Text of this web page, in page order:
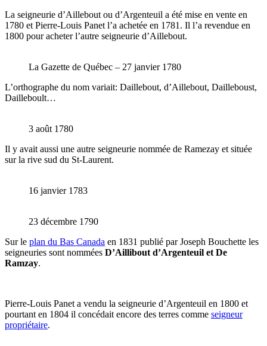
La seigneurie d’Aillebout ou d’Argenteuil a été mise en vente en
1780 et Pierre-Louis Panet l’a achetée en 1781. Il l’a revendue en
1800 pour acheter l’autre seigneurie d’Aillebout.
La Gazette de Québec – 27 janvier 1780
L’orthographe du nom variait: Daillebout, d’Aillebout, Dailleboust,
Dailleboult…
3 août 1780
Il y avait aussi une autre seigneurie nommée de Ramezay et située
sur la rive sud du St-Laurent.
16 janvier 1783
23 décembre 1790
Sur le plan du Bas Canada en 1831 publié par Joseph Bouchette les
seigneuries sont nommées D’Aillibout d’Argenteuil et De
Ramzay.
Pierre-Louis Panet a vendu la seigneurie d’Argenteuil en 1800 et
pourtant en 1804 il concédait encore des terres comme seigneur
propriétaire.